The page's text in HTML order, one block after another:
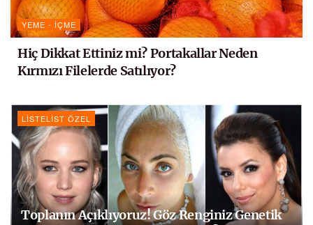
YEME - İÇME
Hiç Dikkat Ettiniz mi? Portakallar Neden
Kırmızı Filelerde Satılıyor?
LISTELIST ÖZEL
Toplanın Açıklıyoruz! Göz Renginiz Genetik